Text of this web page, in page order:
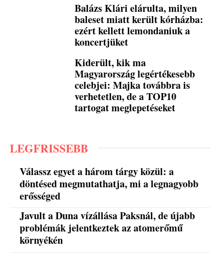
Balázs Klári elárulta, milyen
baleset miatt került kórházba:
ezért kellett lemondaniuk a
koncertjüket
Kiderült, kik ma
Magyarország legértékesebb
celebjei: Majka továbbra is
verhetetlen, de a TOP10
tartogat meglepetéseket
LEGFRISSEBB
Válassz egyet a három tárgy közül: a
döntésed megmutathatja, mi a legnagyobb
erősséged
Javult a Duna vízállása Paksnál, de újabb
problémák jelentkeztek az atomerőmű
környékén